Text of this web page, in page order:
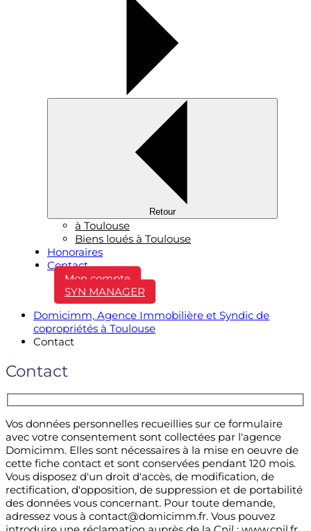
Retour
à Toulouse
Biens loués à Toulouse
Honoraires
Contact
Mon compte
SYN MANAGER
Domicimm, Agence Immobilière et Syndic de
copropriétés à Toulouse
Contact
Contact
Vos données personnelles recueillies sur ce formulaire
avec votre consentement sont collectées par l'agence
Domicimm. Elles sont nécessaires à la mise en oeuvre de
cette fiche contact et sont conservées pendant 120 mois.
Vous disposez d'un droit d'accès, de modification, de
rectification, d'opposition, de suppression et de portabilité
des données vous concernant. Pour toute demande,
adressez vous à contact@domicimm.fr. Vous pouvez